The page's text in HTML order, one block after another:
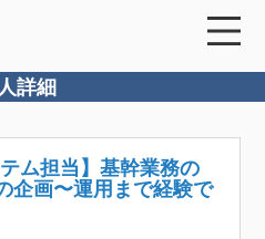
詳細
ム担当】基幹業務の
企画〜運用まで経験で